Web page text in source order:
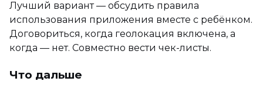
Лучший вариант — обсудить правила
использования приложения вместе с ребёнком.
Договориться, когда геолокация включена, а
когда — нет. Совместно вести чек-листы.
Что дальше